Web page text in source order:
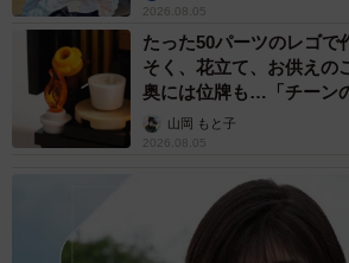
2026.08.05
たった50パーツのレゴ
そく、花立て、お供えの
奥には位牌も…「チーン
う」山岡 もと子
2026.08.05